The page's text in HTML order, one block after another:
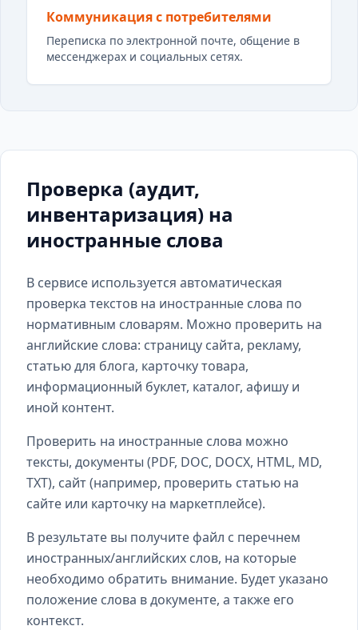
Коммуникация с потребителями
Переписка по электронной почте, общение в
мессенджерах и социальных сетях.
Проверка (аудит,
инвентаризация) на
иностранные слова
В сервисе используется автоматическая
проверка текстов на иностранные слова по
нормативным словарям. Можно проверить на
английские слова: страницу сайта, рекламу,
статью для блога, карточку товара,
информационный буклет, каталог, афишу и
иной контент.
Проверить на иностранные слова можно
тексты, документы (PDF, DOC, DOCX, HTML, MD,
TXT), сайт (например, проверить статью на
сайте или карточку на маркетплейсе).
В результате вы получите файл с перечнем
иностранных/английских слов, на которые
необходимо обратить внимание. Будет указано
положение слова в документе, а также его
контекст.